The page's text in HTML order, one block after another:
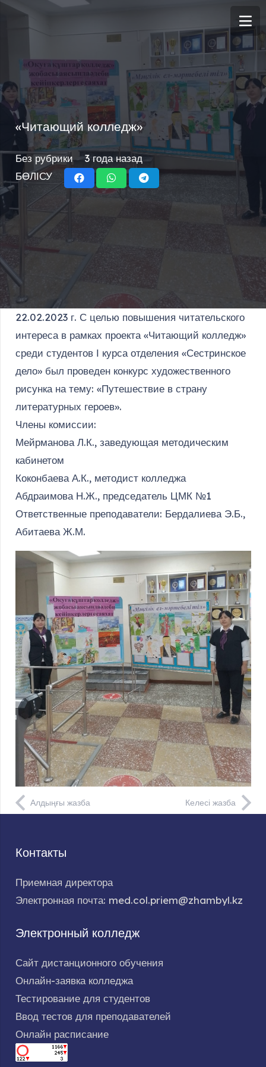
«Читающий колледж»
Без рубрики
3 года назад
БӨЛІСУ
22.02.2023 г. С целью повышения читательского
интереса в рамках проекта «Читающий колледж»
среди студентов І курса отделения «Сестринское
дело» был проведен конкурс художественного
рисунка на тему: «Путешествие в страну
литературных героев».
Члены комиссии:
Мейрманова Л.К., заведующая методическим
кабинетом
Коконбаева А.К., методист колледжа
Абдраимова Н.Ж., председатель ЦМК №1
Ответственные преподаватели: Бердалиева Э.Б.,
Абитаева Ж.М.
Алдыңғы жазба Келесі жазба
Контакты
Приемная директора
Электронная почта: med.col.priem@zhambyl.kz
Электронный колледж
Сайт дистанционного обучения
Онлайн-заявка колледжа
Тестирование для студентов
Ввод тестов для преподавателей
Онлайн расписание